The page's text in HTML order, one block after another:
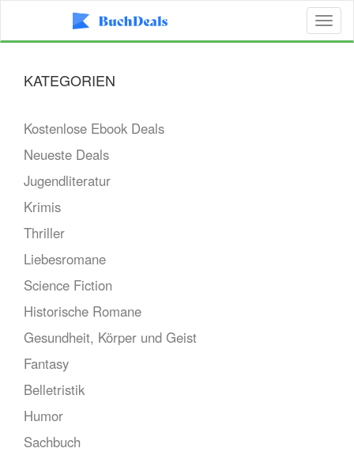
KATEGORIEN
Kostenlose Ebook Deals
Neueste Deals
Jugendliteratur
Krimis
Thriller
Liebesromane
Science Fiction
Historische Romane
Gesundheit, Körper und Geist
Fantasy
Belletristik
Humor
Sachbuch